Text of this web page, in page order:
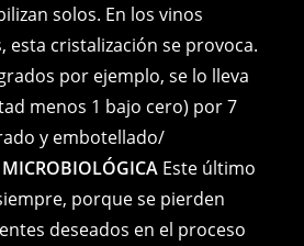
solos. En los vinos
esta cristalización se provoca.
por ejemplo, se lo lleva
menos 1 bajo cero) por 7
y embotellado/
Este último
porque se pierden
deseados en el proceso